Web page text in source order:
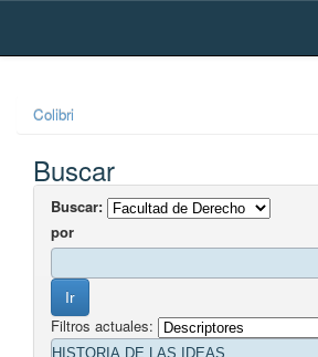
Skip
Colibri
Buscar
Buscar:
por
Filtros actuales: